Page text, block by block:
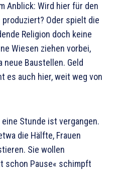
Anblick: Wird hier für den
Oder spielt die
Religion doch keine
Wiesen ziehen vorbei,
neue Baustellen. Geld
es auch hier, weit weg von
Stunde ist vergangen.
die Hälfte, Frauen
Sie wollen
schon Pause« schimpft